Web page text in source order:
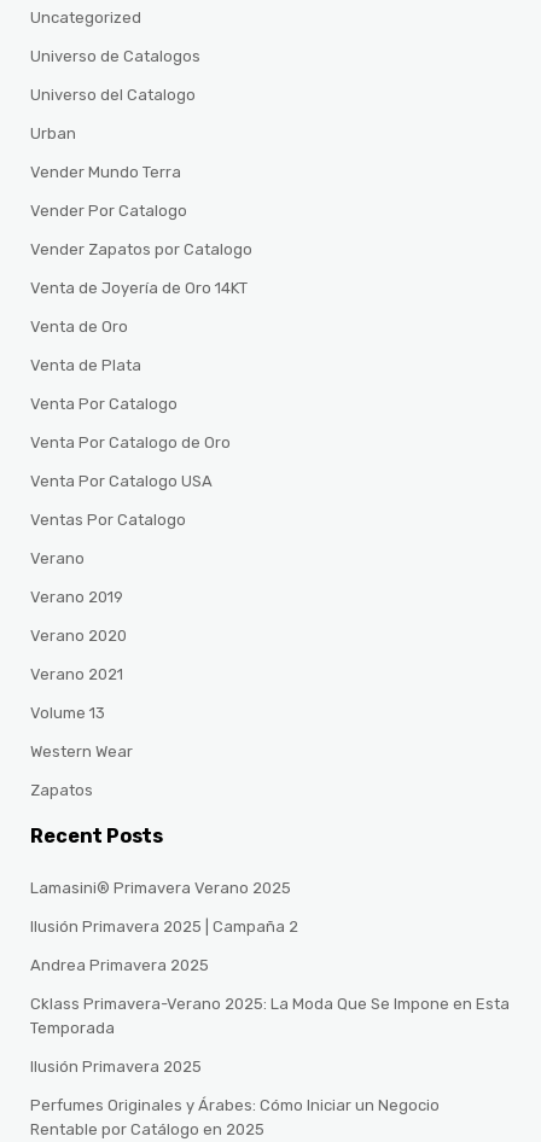
Uncategorized
Universo de Catalogos
Universo del Catalogo
Urban
Vender Mundo Terra
Vender Por Catalogo
Vender Zapatos por Catalogo
Venta de Joyería de Oro 14KT
Venta de Oro
Venta de Plata
Venta Por Catalogo
Venta Por Catalogo de Oro
Venta Por Catalogo USA
Ventas Por Catalogo
Verano
Verano 2019
Verano 2020
Verano 2021
Volume 13
Western Wear
Zapatos
Recent Posts
Lamasini® Primavera Verano 2025
Ilusión Primavera 2025 | Campaña 2
Andrea Primavera 2025
Cklass Primavera-Verano 2025: La Moda Que Se Impone en Esta
Temporada
Ilusión Primavera 2025
Perfumes Originales y Árabes: Cómo Iniciar un Negocio
Rentable por Catálogo en 2025